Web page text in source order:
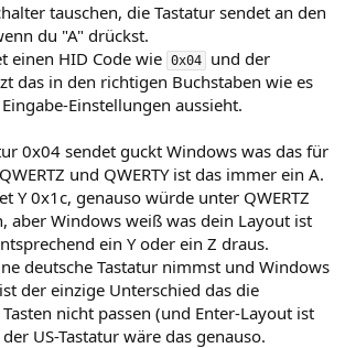
tauschen, die Tastatur sendet an den
du "A" drückst.
einen HID Code wie 0x04
und der
das in den richtigen Buchstaben wie es
Einstellungen aussieht.
0x04 sendet guckt Windows was das für
und QWERTY ist das immer ein A.
Y 0x1c, genauso würde unter QWERTZ
aber Windows weiß was dein Layout ist
ein Y oder ein Z draus.
deutsche Tastatur nimmst und Windows
der einzige Unterschied das die
nicht passen (und Enter-Layout ist
US-Tastatur wäre das genauso.